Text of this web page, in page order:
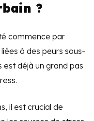
?
commence par
à des peurs sous-
est déjà un grand pas
il est crucial de